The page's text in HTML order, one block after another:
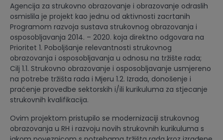
Agencija za strukovno obrazovanje i obrazovanje odraslih
osmislila je projekt kao jednu od aktivnosti zacrtanih
Programom razvoja sustava strukovnog obrazovanja i
osposobljavanja 2014. – 2020. koja direktno odgovara na
Prioritet 1. Poboljšanje relevantnosti strukovnog
obrazovanja i osposobljavanja u odnosu na tržište rada;
Cilj 1.1. Strukovno obrazovanje i osposobljavanje usmjereno
na potrebe tržišta rada i Mjeru 1.2. Izrada, donošenje i
praćenje provedbe sektorskih i/ili kurikuluma za stjecanje
strukovnih kvalifikacija.
Ovim projektom pristupilo se modernizaciji strukovnog
obrazovanja u RH i razvoju novih strukovnih kurikuluma s